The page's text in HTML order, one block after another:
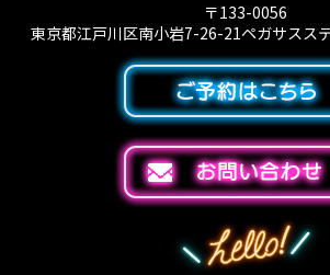
〒133-0056
東京都江戸川区南小岩7-26-21ペガサスス